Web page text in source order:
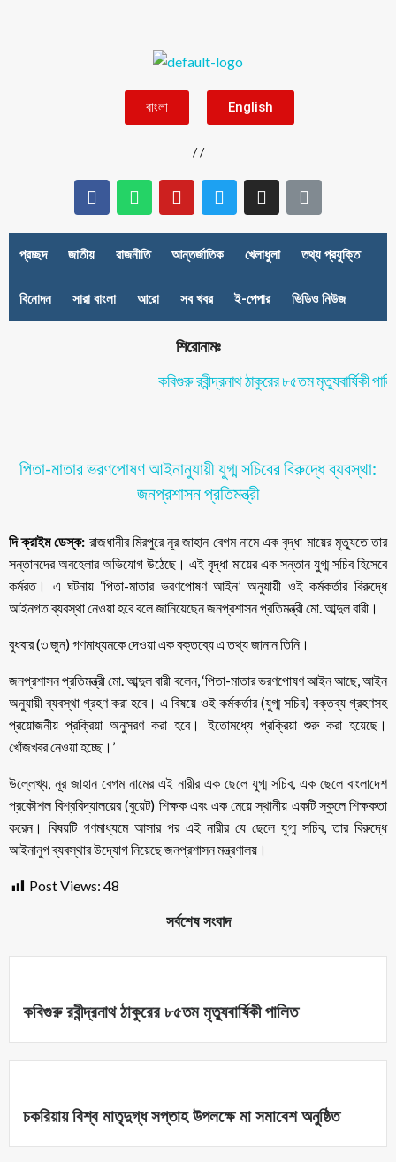
বাংলা English
//
প্রচ্ছদ জাতীয় রাজনীতি আন্তর্জাতিক খেলাধুলা তথ্য প্রযুক্তি
বিনোদন সারা বাংলা আরো সব খবর ই-পেপার ভিডিও নিউজ
শিরোনামঃ
কবিগুরু রবীন্দ্রনাথ ঠাকুরের ৮৫তম মৃত্যুবার্ষিকী পালিত
পিতা-মাতার ভরণপোষণ আইনানুযায়ী যুগ্ম সচিবের বিরুদ্ধে ব্যবস্থা:
জনপ্রশাসন প্রতিমন্ত্রী
দি ক্রাইম ডেস্ক: রাজধানীর মিরপুরে নূর জাহান বেগম নামে এক বৃদ্ধা মায়ের মৃত্যুতে তার
সন্তানদের অবহেলার অভিযোগ উঠেছে। এই বৃদ্ধা মায়ের এক সন্তান যুগ্ম সচিব হিসেবে
কর্মরত। এ ঘটনায় ‘পিতা-মাতার ভরণপোষণ আইন’ অনুযায়ী ওই কর্মকর্তার বিরুদ্ধে
আইনগত ব্যবস্থা নেওয়া হবে বলে জানিয়েছেন জনপ্রশাসন প্রতিমন্ত্রী মো. আব্দুল বারী।
বুধবার (৩ জুন) গণমাধ্যমকে দেওয়া এক বক্তব্যে এ তথ্য জানান তিনি।
জনপ্রশাসন প্রতিমন্ত্রী মো. আব্দুল বারী বলেন, ‘পিতা-মাতার ভরণপোষণ আইন আছে, আইন
অনুযায়ী ব্যবস্থা গ্রহণ করা হবে। এ বিষয়ে ওই কর্মকর্তার (যুগ্ম সচিব) বক্তব্য গ্রহণসহ
প্রয়োজনীয় প্রক্রিয়া অনুসরণ করা হবে। ইতোমধ্যে প্রক্রিয়া শুরু করা হয়েছে।
খোঁজখবর নেওয়া হচ্ছে।’
উল্লেখ্য, নূর জাহান বেগম নামের এই নারীর এক ছেলে যুগ্ম সচিব, এক ছেলে বাংলাদেশ
প্রকৌশল বিশ্ববিদ্যালয়ের (বুয়েট) শিক্ষক এবং এক মেয়ে স্থানীয় একটি স্কুলে শিক্ষকতা
করেন। বিষয়টি গণমাধ্যমে আসার পর এই নারীর যে ছেলে যুগ্ম সচিব, তার বিরুদ্ধে
আইনানুগ ব্যবস্থার উদ্যোগ নিয়েছে জনপ্রশাসন মন্ত্রণালয়।
Post Views: 48
সর্বশেষ সংবাদ
কবিগুরু রবীন্দ্রনাথ ঠাকুরের ৮৫তম মৃত্যুবার্ষিকী পালিত
চকরিয়ায় বিশ্ব মাতৃদুগ্ধ সপ্তাহ উপলক্ষে মা সমাবেশ অনুষ্ঠিত